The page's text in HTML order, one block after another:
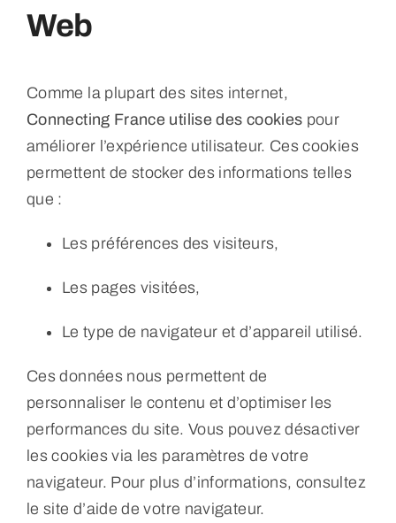
Web
Comme la plupart des sites internet,
Connecting France utilise des cookies pour
améliorer l’expérience utilisateur. Ces cookies
permettent de stocker des informations telles
que :
Les préférences des visiteurs,
Les pages visitées,
Le type de navigateur et d’appareil utilisé.
Ces données nous permettent de
personnaliser le contenu et d’optimiser les
performances du site. Vous pouvez désactiver
les cookies via les paramètres de votre
navigateur. Pour plus d’informations, consultez
le site d’aide de votre navigateur.